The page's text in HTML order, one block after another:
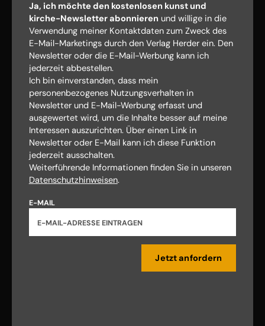
Jetzt anmelden
AGB und Widerrufsbelehrung
Datenschutz
Barrierefreiheit
Impressum
Vertrag widerrufen Abo online kündigen
Ja, ich möchte den kostenlosen kunst und
kirche-Newsletter abonnieren und willige in die
Verwendung meiner Kontaktdaten zum Zweck des
E-Mail-Marketings durch den Verlag Herder ein. Den
Newsletter oder die E-Mail-Werbung kann ich
jederzeit abbestellen.
Ich bin einverstanden, dass mein
personenbezogenes Nutzungsverhalten in
Newsletter und E-Mail-Werbung erfasst und
ausgewertet wird, um die Inhalte besser auf meine
Interessen auszurichten. Über einen Link in
Newsletter oder E-Mail kann ich diese Funktion
jederzeit ausschalten.
Weiterführende Informationen finden Sie in unseren
Datenschutzhinweisen.
E-MAIL
Jetzt anfordern